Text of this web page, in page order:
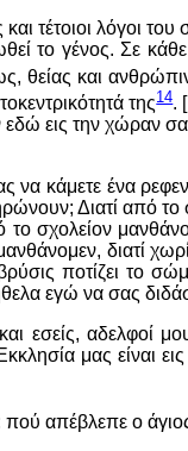
τέτοιοι λόγοι του
το γένος. Σε
θείας και
της14.
εδώ εις την
να κάμετε ένα
Διατί από το
σχολείον
διατί
ποτίζει το
εγώ να σας
αδελφοί
μας είναι
πού απέβλεπε ο